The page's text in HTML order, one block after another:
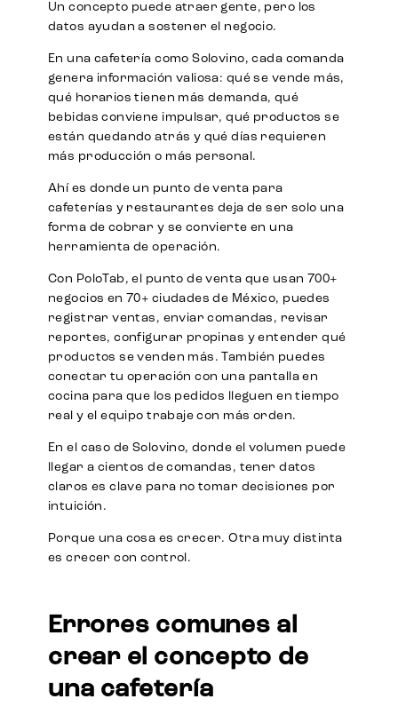
Un concepto puede atraer gente, pero los
datos ayudan a sostener el negocio.
En una cafetería como Solovino, cada comanda
genera información valiosa: qué se vende más,
qué horarios tienen más demanda, qué
bebidas conviene impulsar, qué productos se
están quedando atrás y qué días requieren
más producción o más personal.
Ahí es donde un punto de venta para
cafeterías y restaurantes deja de ser solo una
forma de cobrar y se convierte en una
herramienta de operación.
Con PoloTab, el punto de venta que usan 700+
negocios en 70+ ciudades de México, puedes
registrar ventas, enviar comandas, revisar
reportes, configurar propinas y entender qué
productos se venden más. También puedes
conectar tu operación con una pantalla en
cocina para que los pedidos lleguen en tiempo
real y el equipo trabaje con más orden.
En el caso de Solovino, donde el volumen puede
llegar a cientos de comandas, tener datos
claros es clave para no tomar decisiones por
intuición.
Porque una cosa es crecer. Otra muy distinta
es crecer con control.
Errores comunes al
crear el concepto de
una cafetería